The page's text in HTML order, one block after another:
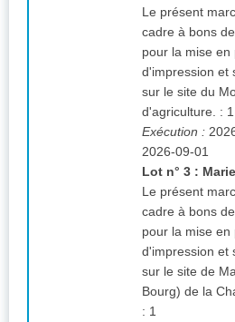
Le présent
cadre à bons
pour la mise en
d'impression et
sur le site du
d'agriculture.
: 1
Exécution :
2026-09-01
Lot n° 3 :
Le présent
cadre à bons
pour la mise en
d'impression et
sur le site de
Bourg) de la
: 1